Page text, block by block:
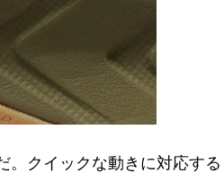
。クイックな動きに対応する